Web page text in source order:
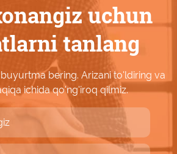
uchun
tanlang
bering. Arizani to'ldiring va
ichida qo'ng'iroq qilmiz.